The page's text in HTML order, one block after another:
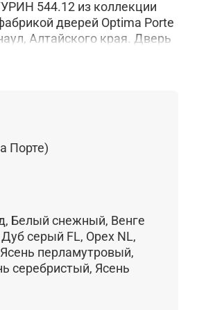
544.12 из коллекции
дверей Optima Porte
Алтайского края. Дверь
технологии
предлагается 7
как: матовое,
белое, зеркало,
материал с
Прочное и устойчивое к
и бытовой не абразивной
предлагается 13 цветов
лёд, Белый снежный,
серый, Орех, Серый, Ясень
Ясень серебристый,
Порте)
Белый снежный, Венге
серый FL, Орех NL,
перламутровый,
серебристый, Ясень